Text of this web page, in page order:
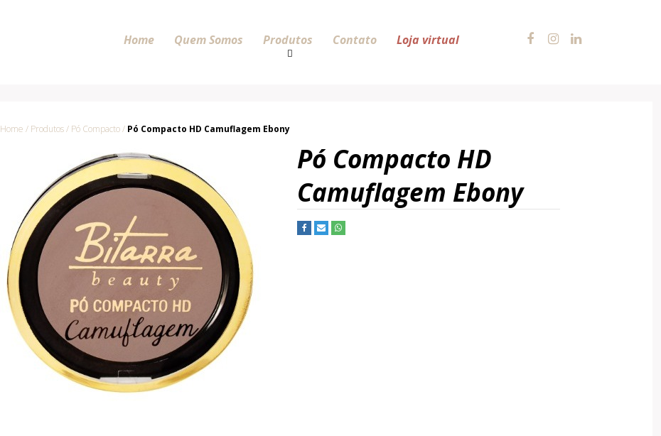
Home Quem Somos Produtos Contato Loja virtual
Home / Produtos / Pó Compacto / Pó Compacto HD Camuflagem Ebony
Pó Compacto HD
Camuflagem Ebony